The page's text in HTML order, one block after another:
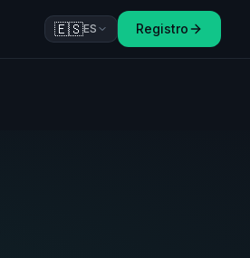
🇪🇸ES Registro